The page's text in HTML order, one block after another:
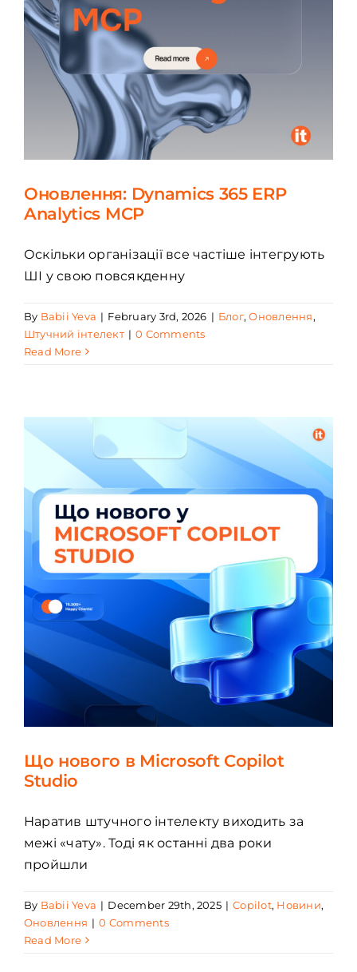
Оновлення: Dynamics 365 ERP
Analytics MCP
Оскільки організації все частіше інтегрують
ШІ у свою повсякденну
By Babii Yeva | February 3rd, 2026 | Блог,Оновлення,
Штучний інтелект | 0 Comments
Read More
Що нового в Microsoft Copilot
Studio
Наратив штучного інтелекту виходить за
межі «чату». Тоді як останні два роки
пройшли
By Babii Yeva | December 29th, 2025 | Copilot, Новини,
Оновлення | 0 Comments
Read More